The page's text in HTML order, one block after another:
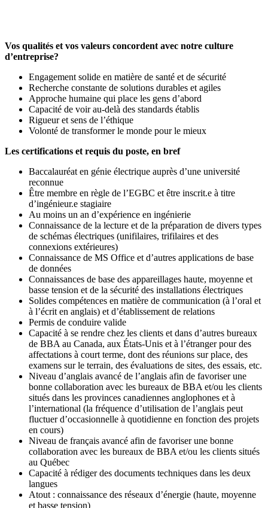
Vos qualités et vos valeurs concordent avec notre culture
d’entreprise?
Engagement solide en matière de santé et de sécurité
Recherche constante de solutions durables et agiles
Approche humaine qui place les gens d’abord
Capacité de voir au-delà des standards établis
Rigueur et sens de l’éthique
Volonté de transformer le monde pour le mieux
Les certifications et requis du poste, en bref
Baccalauréat en génie électrique auprès d’une université
reconnue
Être membre en règle de l’EGBC et être inscrit.e à titre
d’ingénieur.e stagiaire
Au moins un an d’expérience en ingénierie
Connaissance de la lecture et de la préparation de divers types
de schémas électriques (unifilaires, trifilaires et des
connexions extérieures)
Connaissance de MS Office et d’autres applications de base
de données
Connaissances de base des appareillages haute, moyenne et
basse tension et de la sécurité des installations électriques
Solides compétences en matière de communication (à l’oral et
à l’écrit en anglais) et d’établissement de relations
Permis de conduire valide
Capacité à se rendre chez les clients et dans d’autres bureaux
de BBA au Canada, aux États‑Unis et à l’étranger pour des
affectations à court terme, dont des réunions sur place, des
examens sur le terrain, des évaluations de sites, des essais, etc.
Niveau d’anglais avancé de l’anglais afin de favoriser une
bonne collaboration avec les bureaux de BBA et/ou les clients
situés dans les provinces canadiennes anglophones et à
l’international (la fréquence d’utilisation de l’anglais peut
fluctuer d’occasionnelle à quotidienne en fonction des projets
en cours)
Niveau de français avancé afin de favoriser une bonne
collaboration avec les bureaux de BBA et/ou les clients situés
au Québec
Capacité à rédiger des documents techniques dans les deux
langues
Atout : connaissance des réseaux d’énergie (haute, moyenne
et basse tension)